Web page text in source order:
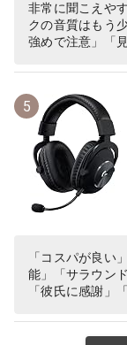
非常に聞こえや
クの音質はもう
強めで注意」「
5
「コスパが良い
能」「サラウン
「彼氏に感謝」